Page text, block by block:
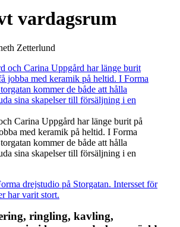
vardagsrum
Zetterlund
Carina Uppgård har länge burit på
med keramik på heltid. I Forma
kommer de både att hålla
sina skapelser till försäljning i en
drejstudio på Storgatan. Intersset för
har varit stort.
ringling, kavling,